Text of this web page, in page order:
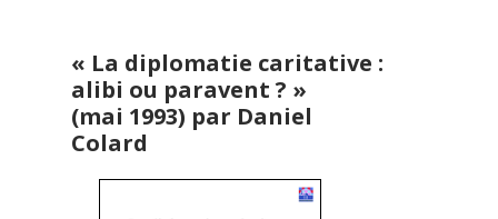
« La diplomatie caritative :
alibi ou paravent ? »
(mai 1993) par Daniel
Colard